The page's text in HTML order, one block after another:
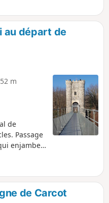
par
chasseurs
est
au départ de
m
de
Passage
enjambe
Vercors
et le
de Carcot